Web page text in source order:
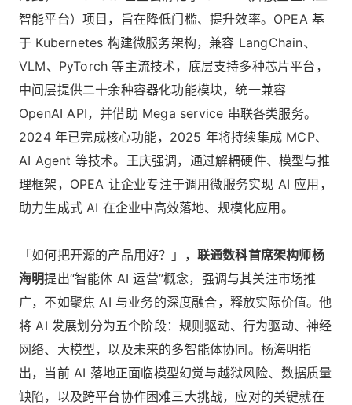
智能平台）项目，旨在降低门槛、提升效率。OPEA 基
于 Kubernetes 构建微服务架构，兼容 LangChain、
VLM、PyTorch 等主流技术，底层支持多种芯片平台，
中间层提供二十余种容器化功能模块，统一兼容
OpenAI API，并借助 Mega service 串联各类服务。
2024 年已完成核心功能，2025 年将持续集成 MCP、
AI Agent 等技术。王庆强调，通过解耦硬件、模型与推
理框架，OPEA 让企业专注于调用微服务实现 AI 应用，
助力生成式 AI 在企业中高效落地、规模化应用。
「如何把开源的产品用好？」， 联通数科首席架构师杨
海明提出“智能体 AI 运营”概念，强调与其关注市场推
广，不如聚焦 AI 与业务的深度融合，释放实际价值。他
将 AI 发展划分为五个阶段：规则驱动、行为驱动、神经
网络、大模型，以及未来的多智能体协同。杨海明指
出，当前 AI 落地正面临模型幻觉与越狱风险、数据质量
缺陷，以及跨平台协作困难三大挑战，应对的关键就在